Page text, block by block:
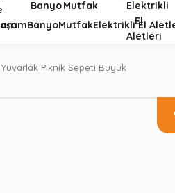
BanyoMutfakElektrikli El
Piknik Sepeti Büyük